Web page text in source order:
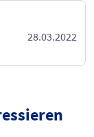
28.03.2022